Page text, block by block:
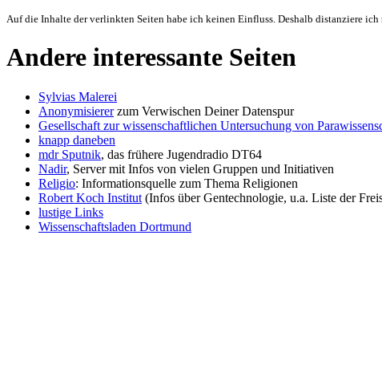
Auf die Inhalte der verlinkten Seiten habe ich keinen Einfluss. Deshalb distanziere
Andere interessante Seiten
Sylvias Malerei
Anonymisiererzum Verwischen Deiner Datenspur
Gesellschaft zur wissenschaftlichen Untersuchung von
knapp daneben
mdr Sputnik, das frühere Jugendradio DT64
Nadir, Server mit Infos von vielen Gruppen und Initiativen
Religio: Informationsquelle zum Thema Religionen
Robert Koch Institut (Infos über Gentechnologie, u.a. Liste der
lustige Links
Wissenschaftsladen Dortmund